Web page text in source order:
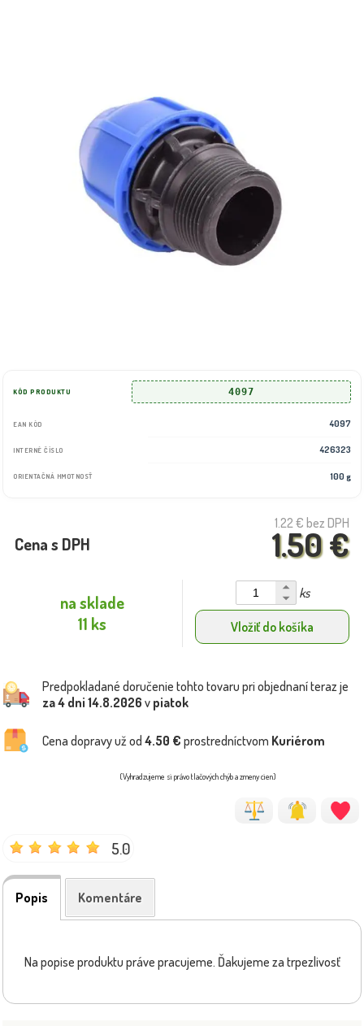
KÓD PRODUKTU 4097
EAN KÓD 4097
INTERNÉ ČÍSLO 426323
ORIENTAČNÁ HMOTNOSŤ 100 g
1.22 € bez DPH
1.50 €
Cena s DPH
na sklade
11 ks
ks
Vložiť do košíka
Predpokladané doručenie tohto tovaru pri objednaní teraz je
za 4 dni 14.8.2026 v piatok
Cena dopravy už od 4.50 € prostredníctvom Kuriérom
(Vyhradzujeme si právo tlačových chýb a zmeny cien)
5.0
Popis Komentáre
Na popise produktu práve pracujeme. Ďakujeme za trpezlivosť